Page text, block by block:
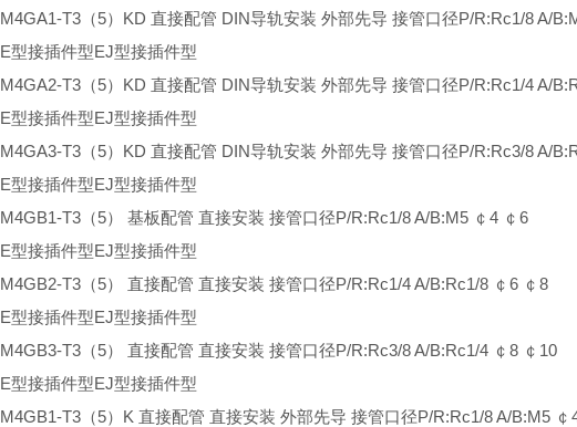
M4GA1-T3（5）KD 直接配管 DIN导轨安装 外部先导 接管口径P/R:Rc1/8 A/
E型接插件型EJ型接插件型
M4GA2-T3（5）KD 直接配管 DIN导轨安装 外部先导 接管口径P/R:Rc1/4 A/
E型接插件型EJ型接插件型
M4GA3-T3（5）KD 直接配管 DIN导轨安装 外部先导 接管口径P/R:Rc3/8 A/
E型接插件型EJ型接插件型
M4GB1-T3（5） 基板配管 直接安装 接管口径P/R:Rc1/8 A/B:M5 ￠4 ￠6
E型接插件型EJ型接插件型
M4GB2-T3（5） 直接配管 直接安装 接管口径P/R:Rc1/4 A/B:Rc1/8 ￠6 ￠8
E型接插件型EJ型接插件型
M4GB3-T3（5） 直接配管 直接安装 接管口径P/R:Rc3/8 A/B:Rc1/4 ￠8 ￠10
E型接插件型EJ型接插件型
M4GB1-T3（5）K 直接配管 直接安装 外部先导 接管口径P/R:Rc1/8 A/B:M5 ￠